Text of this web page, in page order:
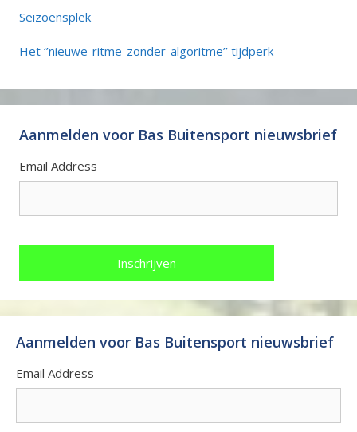
Seizoensplek
Het ‘’nieuwe-ritme-zonder-algoritme’’ tijdperk
Aanmelden voor Bas Buitensport nieuwsbrief
Email Address
Aanmelden voor Bas Buitensport nieuwsbrief
Email Address